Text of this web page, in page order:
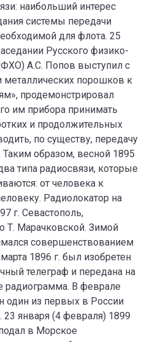
наибольший интерес
системы передачи
для флота. 25
Русского физико-
А.С. Попов выступил с
порошков к
продемонстрировал
им прибора принимать
и продолжительных
по существу, передачу
образом, весной 1895
типа радиосвязи, которые
от человека к
Радиолокатор на
г. Севастополь,
Т. Марачковской. Зимой
совершенствованием
1896 г. был изобретен
телеграф и передана на
радиограмма. В феврале
один из первых в России
23 января (4 февраля) 1899
в Морское